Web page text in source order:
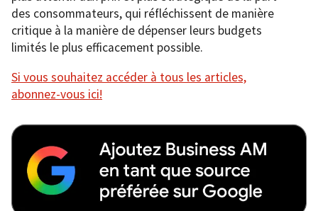
des consommateurs, qui réfléchissent de manière
critique à la manière de dépenser leurs budgets
limités le plus efficacement possible.
Si vous souhaitez accéder à tous les articles,
abonnez-vous ici!